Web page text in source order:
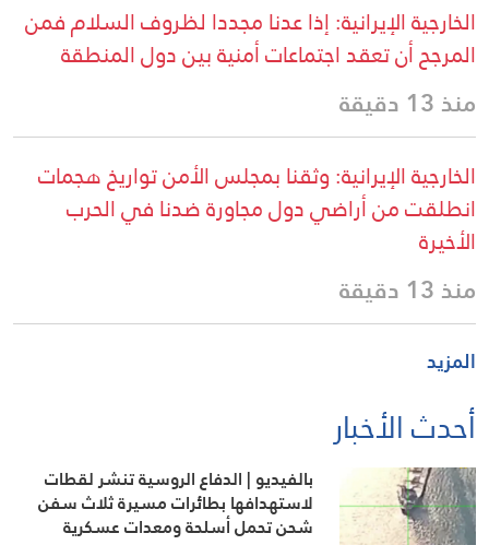
الخارجية الإيرانية: إذا عدنا مجددا لظروف السلام فمن
المرجح أن تعقد اجتماعات أمنية بين دول المنطقة
منذ 13 دقيقة
الخارجية الإيرانية: وثقنا بمجلس الأمن تواريخ هجمات
انطلقت من أراضي دول مجاورة ضدنا في الحرب
الأخيرة
منذ 13 دقيقة
المزيد
أحدث الأخبار
بالفيديو | الدفاع الروسية تنشر لقطات
لاستهدافها بطائرات مسيرة ثلاث سفن
شحن تحمل أسلحة ومعدات عسكرية